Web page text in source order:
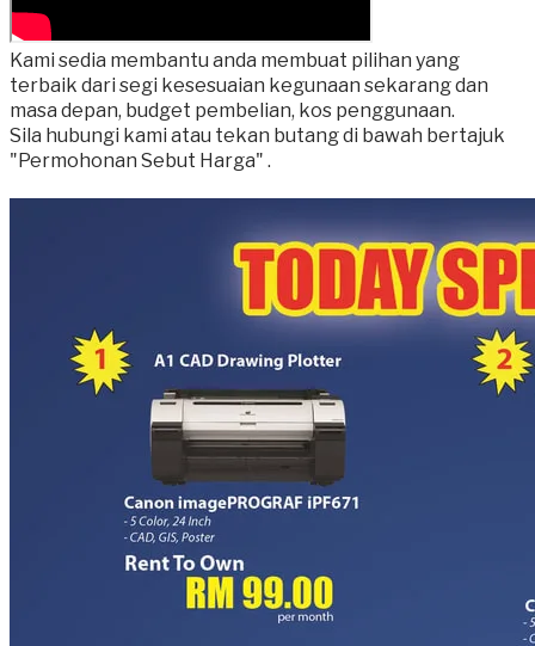
Kami sedia membantu anda membuat pilihan yang
terbaik dari segi kesesuaian kegunaan sekarang dan
masa depan, budget pembelian, kos penggunaan.
Sila hubungi kami atau tekan butang di bawah bertajuk
"Permohonan Sebut Harga" .